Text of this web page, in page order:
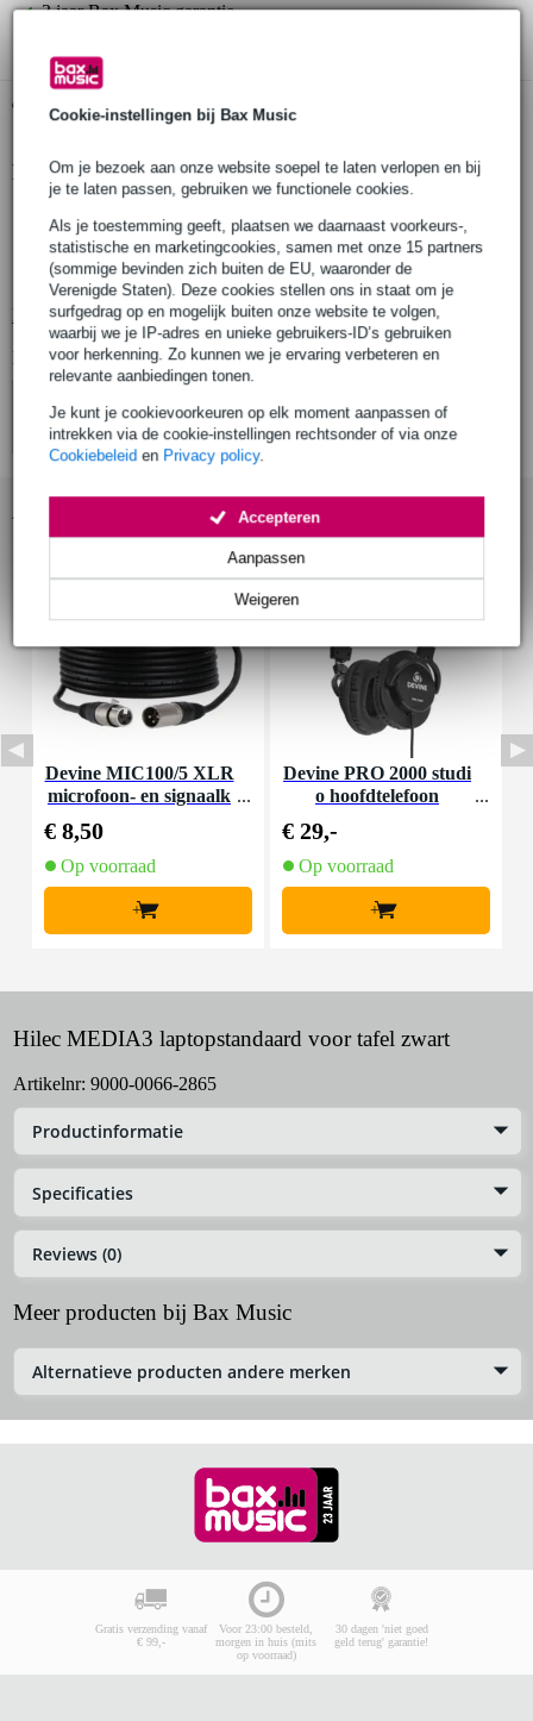
Cookie-instellingen bij Bax Music
Om je bezoek aan onze website soepel te laten verlopen en bij
je te laten passen, gebruiken we functionele cookies.
Als je toestemming geeft, plaatsen we daarnaast voorkeurs-,
statistische en marketingcookies, samen met onze 15 partners
(sommige bevinden zich buiten de EU, waaronder de
Verenigde Staten). Deze cookies stellen ons in staat om je
surfgedrag op en mogelijk buiten onze website te volgen,
waarbij we je IP-adres en unieke gebruikers-ID’s gebruiken
voor herkenning. Zo kunnen we je ervaring verbeteren en
relevante aanbiedingen tonen.
Je kunt je cookievoorkeuren op elk moment aanpassen of
intrekken via de cookie-instellingen rechtsonder of via onze
Cookiebeleid en Privacy policy.
Weigeren
Aanpassen
Accepteren
3 jaar Bax Music garantie
Gratis ophalen in de winkel
Productinformatie
Hilec MEDIA3
laptop tabeltop stand
gewicht: 2.34 kg
Bekijk alle productspecificaties
Bekijk ook eens (4)
Devine MIC100/5 XLR
microfoon- en signaalk
€ 8,50
Op voorraad
+
Devine PRO 2000 studi
o hoofdtelefoon
€ 29,-
Op voorraad
+
Hilec MEDIA3 laptopstandaard voor tafel zwart
Artikelnr: 9000-0066-2865
Productinformatie
Specificaties
Reviews (0)
Meer producten bij Bax Music
Alternatieve producten andere merken
Gratis verzending vanaf
€ 99,-
Voor 23:00 besteld,
morgen in huis (mits
op voorraad)
30 dagen 'niet goed
geld terug' garantie!